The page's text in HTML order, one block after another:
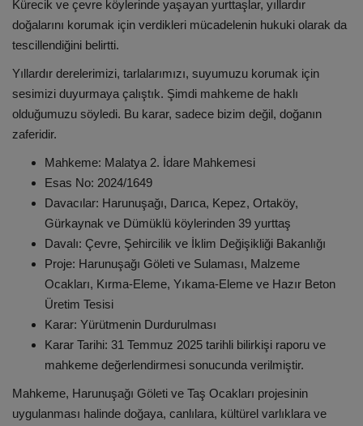
Kürecik ve çevre köylerinde yaşayan yurttaşlar, yıllardır
doğalarını korumak için verdikleri mücadelenin hukuki olarak da
tescillendiğini belirtti.
Yıllardır derelerimizi, tarlalarımızı, suyumuzu korumak için
sesimizi duyurmaya çalıştık. Şimdi mahkeme de haklı
olduğumuzu söyledi. Bu karar, sadece bizim değil, doğanın
zaferidir.
Mahkeme: Malatya 2. İdare Mahkemesi
Esas No: 2024/1649
Davacılar: Harunuşağı, Darıca, Kepez, Ortaköy,
Gürkaynak ve Dümüklü köylerinden 39 yurttaş
Davalı: Çevre, Şehircilik ve İklim Değişikliği Bakanlığı
Proje: Harunuşağı Göleti ve Sulaması, Malzeme
Ocakları, Kırma-Eleme, Yıkama-Eleme ve Hazır Beton
Üretim Tesisi
Karar: Yürütmenin Durdurulması
Karar Tarihi: 31 Temmuz 2025 tarihli bilirkişi raporu ve
mahkeme değerlendirmesi sonucunda verilmiştir.
Mahkeme, Harunuşağı Göleti ve Taş Ocakları projesinin
uygulanması halinde doğaya, canlılara, kültürel varlıklara ve